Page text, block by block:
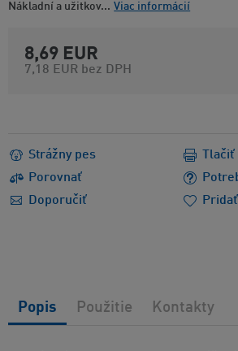
Nákladní a užitkov... Viac informácií
8,69 EUR
7,18 EUR bez DPH
Strážny pes
Porovnať
Doporučiť
Tlačiť
Popis Použitie Kontakty